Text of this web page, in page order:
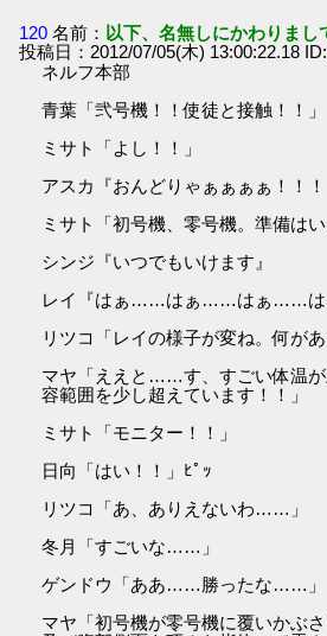
120 名前： 以下、名無しにかわりま
投稿日：2012/07/05(木) 13:00:22.18
ネルフ本部
青葉「弐号機！！使徒と接触！！」
ミサト「よし！！」
アスカ『おんどりゃぁぁぁぁ！！！
ミサト「初号機、零号機。準備はい
シンジ『いつでもいけます』
レイ『はぁ……はぁ……はぁ……は
リツコ「レイの様子が変ね。何があ
マヤ「ええと……す、すごい体温
容範囲を少し超えています！！」
ミサト「モニター！！」
日向「はい！！」ﾋﾟｯ
リツコ「あ、ありえないわ……」
冬月「すごいな……」
ゲンドウ「ああ……勝ったな……」
マヤ「初号機が零号機に覆いかぶ